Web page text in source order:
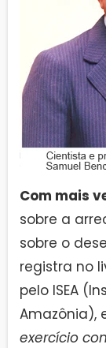
Com mais
sobre a
sobre o
registra no
pelo ISEA
Amazônia),
exercício